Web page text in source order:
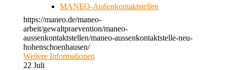
MANEO-Außenkontaktstellen
https://maneo.de/maneo-
arbeit/gewaltpraevention/maneo-
aussenkontaktstellen/maneo-aussenkontaktstelle-neu-
hohenschoenhausen/
Weitere Informationen
22 Juli